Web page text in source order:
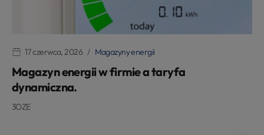
17 czerwca, 2026 Magazyny energii
Magazyn energii w firmie a taryfa
dynamiczna.
3OZE